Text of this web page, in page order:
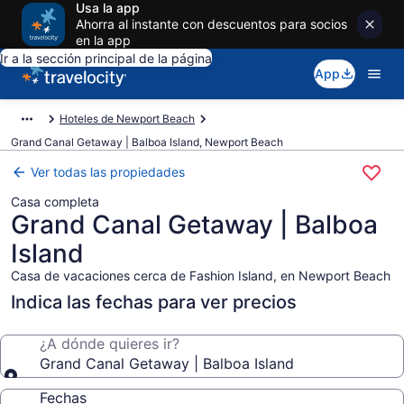
Usa la app
Ahorra al instante con descuentos para socios
en la app
Ir a la sección principal de la página
App
Hoteles de Newport Beach
Grand Canal Getaway | Balboa Island, Newport Beach
Ver todas las propiedades
Casa completa
Grand Canal Getaway | Balboa
Island
Casa de vacaciones cerca de Fashion Island, en Newport Beach
Indica las fechas para ver precios
¿A dónde quieres ir?
Grand Canal Getaway | Balboa Island
Fechas